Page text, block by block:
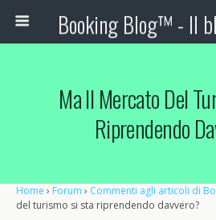
Ma Il Mercato Del
Riprendendo
Home › Forum › Commenti agli articoli di
del turismo si sta riprendendo davvero?